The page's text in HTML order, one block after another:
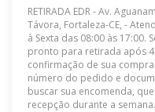
RETIRADA EDR - Av.
Távora, Fortaleza-CE, -
à Sexta das 08:00 às 17:00.
pronto para retirada após
confirmação de sua
número do pedido e
buscar sua encomenda,
recepção durante a semana.